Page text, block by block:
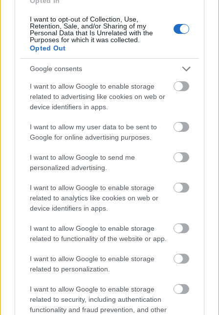
I want to opt-out of Collection, Use,
Retention, Sale, and/or Sharing of my
Personal Data that Is Unrelated with the
Purposes for which it was collected.
Opted Out
Google consents
I want to allow Google to enable storage
related to advertising like cookies on web or
device identifiers in apps.
I want to allow my user data to be sent to
Google for online advertising purposes.
I want to allow Google to send me
personalized advertising.
I want to allow Google to enable storage
related to analytics like cookies on web or
device identifiers in apps.
I want to allow Google to enable storage
related to functionality of the website or app.
I want to allow Google to enable storage
related to personalization.
I want to allow Google to enable storage
related to security, including authentication
functionality and fraud prevention, and other
SZÉPSÉG
A dús haj nem csak Jennifer Lopez
kiváltsága - Íme 3 trükk a
SZÉPSÉG
A kasmír szőke haj a leggyönyörűbb
szín, amit a szezonban választhatsz